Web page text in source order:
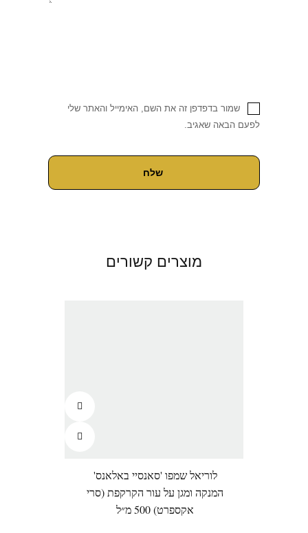
שמור בדפדפן זה את השם, האימייל והאתר שלי
לפעם הבאה שאגיב.
מוצרים קשורים
לוריאל שמפו 'סאנסיי באלאנס'
המנקה ומגן על עור הקרקפת (סרי
אקספרט) 500 מ״ל